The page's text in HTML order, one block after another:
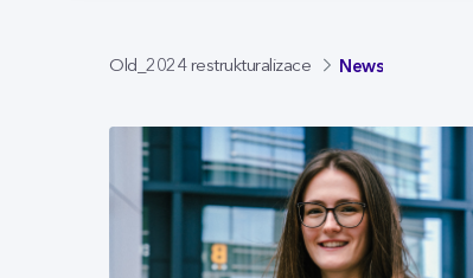
Old_2024 restrukturalizace News